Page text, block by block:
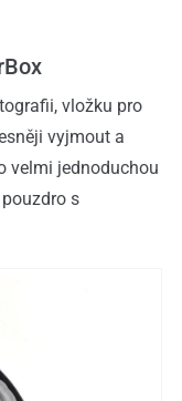
vložku pro
vyjmout a
velmi jednoduchou
s